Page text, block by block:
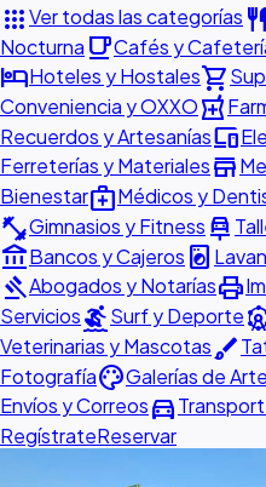
appsVer todas las categorías restaurant
Nocturna local_cafeCafés y
hotelHoteles y Hostalesshopping_cart
Conveniencia y OXXOlocal_pharmacy
Recuerdos y Artesaníasdevices
Ferreterías y Materialesstore
Bienestarmedical_servicesMédicos y
fitness_centerGimnasios y Fitness car_repair
account_balanceBancos y Cajeros local_laundry_service
gavelAbogados y Notaríasprint
ServiciossurfingSurf y Deporte
Veterinarias y Mascotasbrush
FotografíapaletteGalerías de Arte
Envíos y Correosdirections_car
RegístrateReservar